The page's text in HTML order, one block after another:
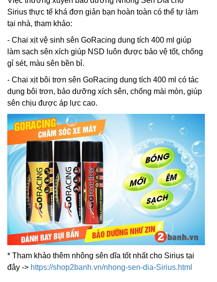
Sirius thực tế khá đơn giản bạn hoàn toàn có thể tự làm
tại nhà, tham khảo:
- Chai xịt vệ sinh sên GoRacing dung tích 400 ml giúp
làm sạch sên xích giúp NSD luôn được bảo vệ tốt, chống
gỉ sét, màu sên bền bỉ.
- Chai xịt bôi trơn sên GoRacing dung tích 400 ml có tác
dụng bôi trơn, bảo dưỡng xích sên, chống mài mòn, giúp
sên chịu được áp lực cao.
* Tham khảo thêm nhông sên dĩa tốt nhất cho Sirius tại
đây -> https://shop2banh.vn/nhong-sen-dia-Sirius.html